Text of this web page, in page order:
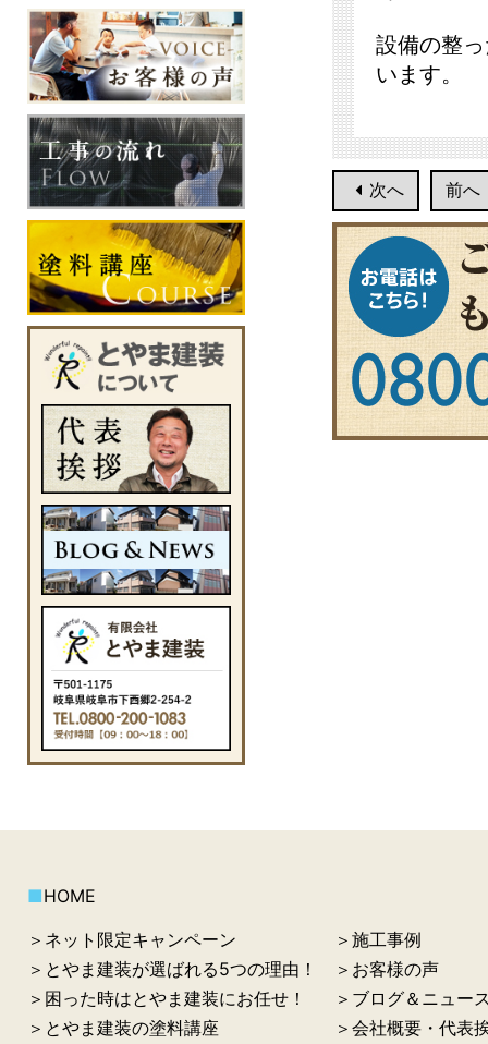
設備の整
います。
次へ 前へ
■HOME
＞ネット限定キャンペーン
＞とやま建装が選ばれる5つの理由！
＞困った時はとやま建装にお任せ！
＞とやま建装の塗料講座
＞施工事例
＞お客様の声
＞ブログ＆ニュー
＞会社概要・代表